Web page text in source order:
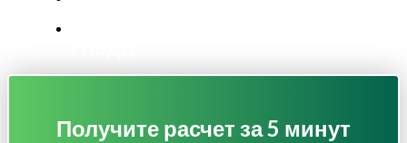
Получите расчет за 5 минут